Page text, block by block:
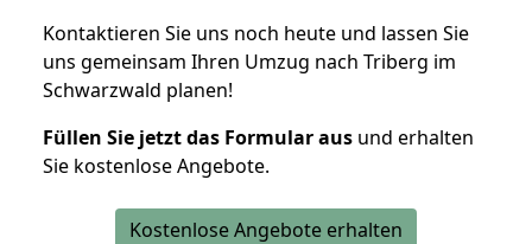
Kontaktieren Sie uns noch heute und lassen Sie
uns gemeinsam Ihren Umzug nach Triberg im
Schwarzwald planen!
Füllen Sie jetzt das Formular aus und erhalten
Sie kostenlose Angebote.
Kostenlose Angebote erhalten